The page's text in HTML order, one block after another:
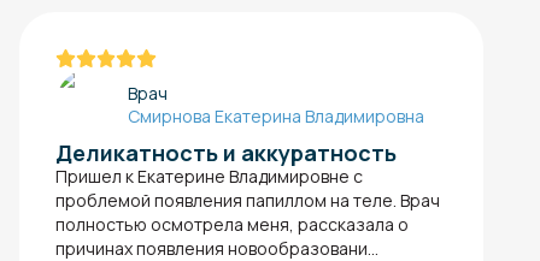
Врач
Смирнова Екатерина Владимировна
Деликатность и аккуратность
Пришел к Екатерине Владимировне с
проблемой появления папиллом​ на теле. Врач
полностью осмотрела меня, рассказала о
причинах появления новообразовани...